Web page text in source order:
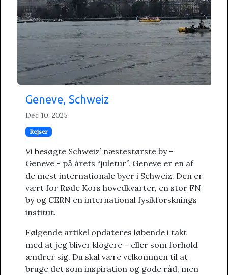
Geneve, Schweiz
Dec 10, 2025
Rejser
Vi besøgte Schweiz’ næstestørste by -
Geneve - på årets “juletur”. Geneve er en af
de mest internationale byer i Schweiz. Den er
vært for Røde Kors hovedkvarter, en stor FN
by og CERN en international fysikforsknings
institut.
Følgende artikel opdateres løbende i takt
med at jeg bliver klogere – eller som forhold
ændrer sig. Du skal være velkommen til at
bruge det som inspiration og gode råd, men